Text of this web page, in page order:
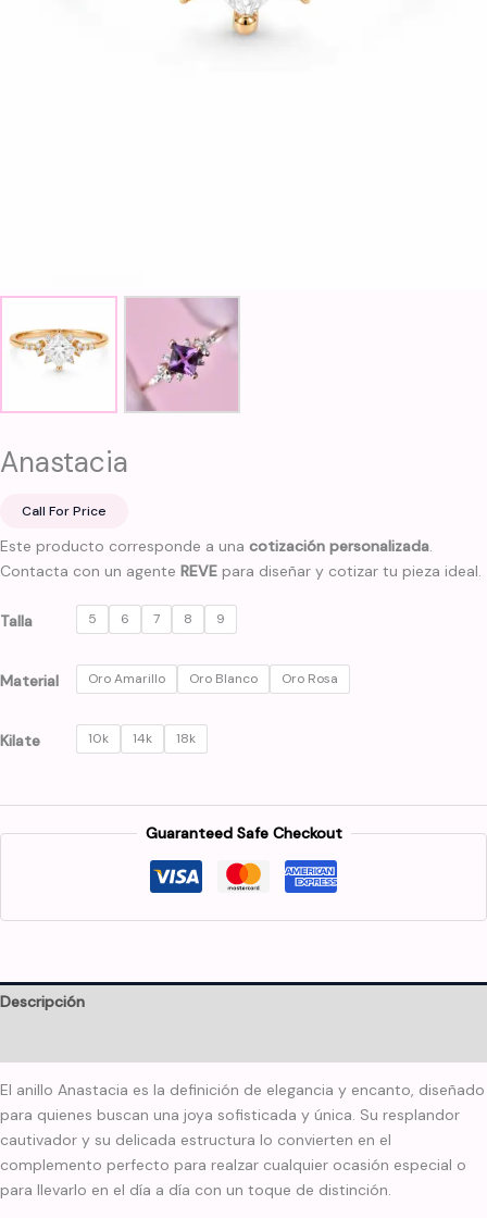
Anastacia
Call For Price
Este producto corresponde a una cotización personalizada.
Contacta con un agente REVE para diseñar y cotizar tu pieza ideal.
Talla 5 6 7 8 9
Material Oro Amarillo Oro Blanco Oro Rosa
Kilate 10k 14k 18k
Guaranteed Safe Checkout
Descripción
El anillo Anastacia es la definición de elegancia y encanto, diseñado
para quienes buscan una joya sofisticada y única. Su resplandor
cautivador y su delicada estructura lo convierten en el
complemento perfecto para realzar cualquier ocasión especial o
para llevarlo en el día a día con un toque de distinción.